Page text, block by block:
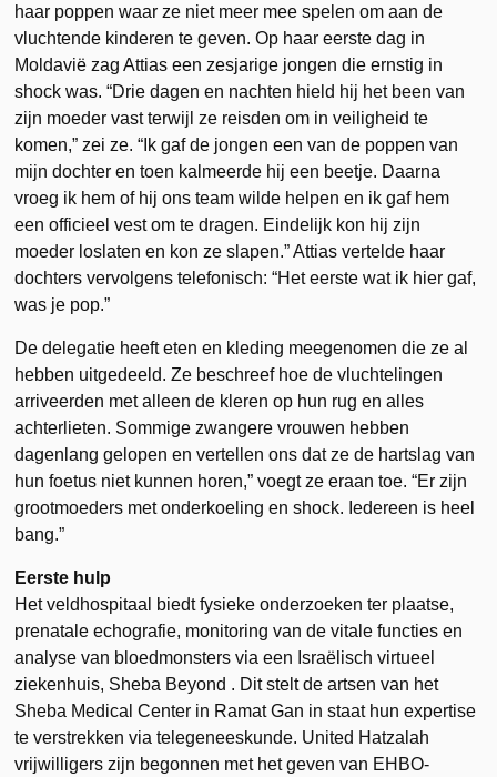
haar poppen waar ze niet meer mee spelen om aan de
vluchtende kinderen te geven. Op haar eerste dag in
Moldavië zag Attias een zesjarige jongen die ernstig in
shock was. “Drie dagen en nachten hield hij het been van
zijn moeder vast terwijl ze reisden om in veiligheid te
komen,” zei ze. “Ik gaf de jongen een van de poppen van
mijn dochter en toen kalmeerde hij een beetje. Daarna
vroeg ik hem of hij ons team wilde helpen en ik gaf hem
een ​​officieel vest om te dragen. Eindelijk kon hij zijn
moeder loslaten en kon ze slapen.” Attias vertelde haar
dochters vervolgens telefonisch: “Het eerste wat ik hier gaf,
was je pop.”
De delegatie heeft eten en kleding meegenomen die ze al
hebben uitgedeeld. Ze beschreef hoe de vluchtelingen
arriveerden met alleen de kleren op hun rug en alles
achterlieten. Sommige zwangere vrouwen hebben
dagenlang gelopen en vertellen ons dat ze de hartslag van
hun foetus niet kunnen horen,” voegt ze eraan toe. “Er zijn
grootmoeders met onderkoeling en shock. Iedereen is heel
bang.”
Eerste hulp
Het veldhospitaal biedt fysieke onderzoeken ter plaatse,
prenatale echografie, monitoring van de vitale functies en
analyse van bloedmonsters via een Israëlisch virtueel
ziekenhuis, Sheba Beyond . Dit stelt de artsen van het
Sheba Medical Center in Ramat Gan in staat hun expertise
te verstrekken via telegeneeskunde. United Hatzalah
vrijwilligers zijn begonnen met het geven van EHBO-